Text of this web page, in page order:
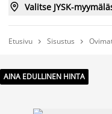
 Valitse JYSK-
Etusivu  Sisustus 
AINA EDULLINEN HINTA